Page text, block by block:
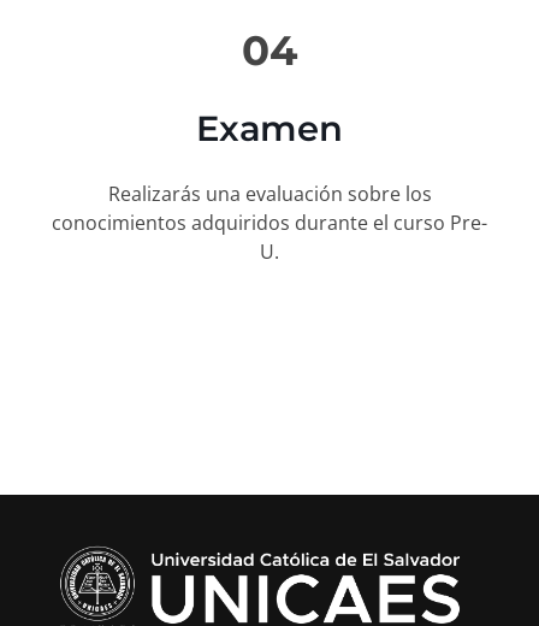
04
Examen
Realizarás una evaluación sobre los
conocimientos adquiridos durante el curso Pre-
U.